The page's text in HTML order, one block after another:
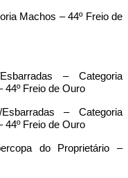
Machos – 44º Freio de
– Categoria
44º Freio de Ouro
Esbarradas – Categoria
44º Freio de Ouro
do Proprietário –